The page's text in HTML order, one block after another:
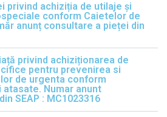
privind achiziția de utilaje și
conform Caietelor de
anunț consultare a pieței din
privind achiziționarea de
pentru prevenirea si
de urgenta conform
Numar anunt
SEAP : MC1023316